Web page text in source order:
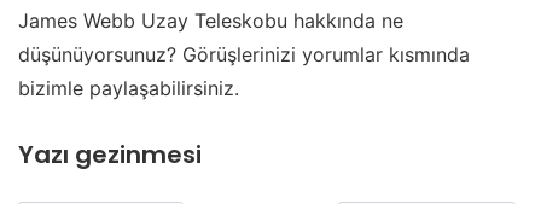
James Webb Uzay Teleskobu hakkında ne
düşünüyorsunuz? Görüşlerinizi yorumlar kısmında
bizimle paylaşabilirsiniz.
Yazı gezinmesi